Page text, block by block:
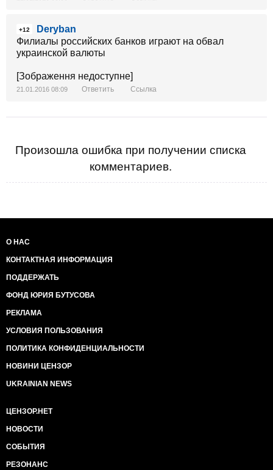
+12
Deryban
Филиалы российских банков играют на обвал
украинской валюты
[Зображення недоступне]
21.01.2016 08:09 Ответить Ссылка
Произошла ошибка при получении списка
комментариев.
О НАС
КОНТАКТНАЯ ИНФОРМАЦИЯ
ПОДДЕРЖАТЬ
ФОНД ЮРИЯ БУТУСОВА
РЕКЛАМА
УСЛОВИЯ ПОЛЬЗОВАНИЯ
ПОЛИТИКА КОНФИДЕНЦИАЛЬНОСТИ
НОВИНИ ЦЕНЗОР
UKRAINIAN NEWS
ЦЕНЗОР.НЕТ
НОВОСТИ
СОБЫТИЯ
РЕЗОНАНС